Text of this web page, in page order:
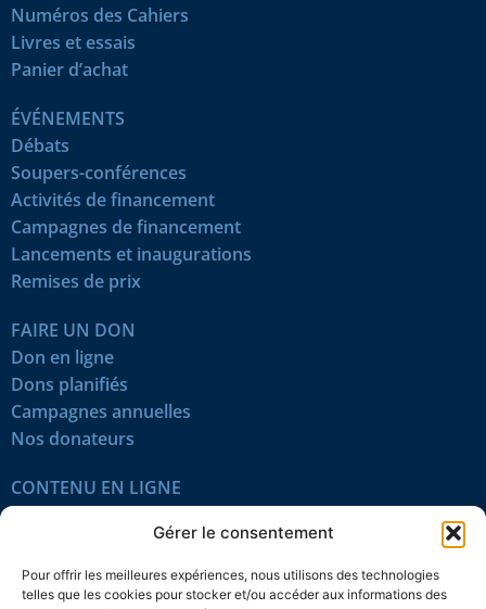
Gérer le consentement
Pour offrir les meilleures expériences, nous utilisons des technologies
telles que les cookies pour stocker et/ou accéder aux informations des
Numéros des Cahiers
Livres et essais
Panier d’achat
ÉVÉNEMENTS
Débats
Soupers-conférences
Activités de financement
Campagnes de financement
Lancements et inaugurations
Remises de prix
FAIRE UN DON
Don en ligne
Dons planifiés
Campagnes annuelles
Nos donateurs
CONTENU EN LIGNE
Tous les articles
Œuvres du mois
En vidéo